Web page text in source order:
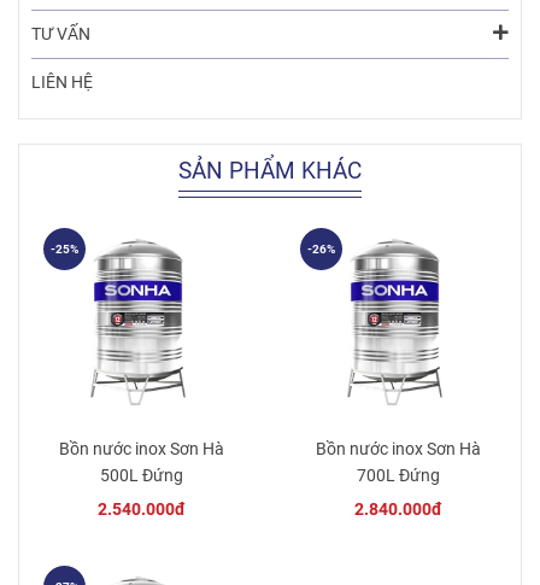
TƯ VẤN
LIÊN HỆ
SẢN PHẨM KHÁC
Bồn nước inox Sơn Hà
500L Đứng
2.540.000đ
-25%
Bồn nước inox Sơn Hà
700L Đứng
2.840.000đ
-26%